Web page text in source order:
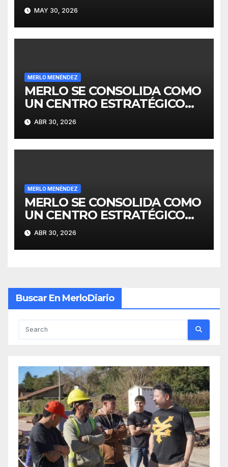
MAY 30, 2026
MERLO MENÉNDEZ
MERLO SE CONSOLIDA COMO
UN CENTRO ESTRATÉGICO
PARA EL DESARROLLO DE
INVERSIONES
ABR 30, 2026
MERLO MENÉNDEZ
MERLO SE CONSOLIDA COMO
UN CENTRO ESTRATÉGICO
PARA EL DESARROLLO DE
INVERSIONES
ABR 30, 2026
Buscar En MerloDiario